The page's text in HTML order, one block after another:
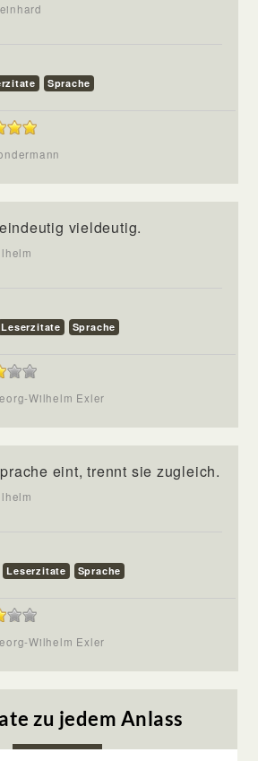
Sprache
vieldeutig.
Leserzitate Sprache
Wilhelm Exler
eint, trennt sie zugleich.
Leserzitate Sprache
Wilhelm Exler